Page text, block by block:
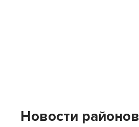
Новости районов